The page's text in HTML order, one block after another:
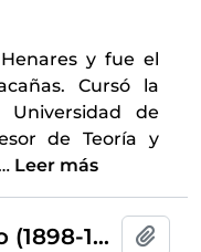
y fue el
Cursó la
de
de Teoría y
Leer más
Díaz-Cañabate, Antonio (1898-1980)